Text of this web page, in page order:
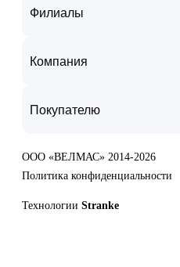
Филиалы
Компания
Покупателю
ООО «ВЕЛМАС» 2014-2026
Политика конфиденциальности
Технологии Stranke